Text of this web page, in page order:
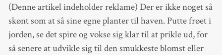
(Denne artikel indeholder reklame) Der er ikke noget så
skønt som at så sine egne planter til haven. Putte frøet i
jorden, se det spire og vokse sig klar til at prikle ud, for
så senere at udvikle sig til den smukkeste blomst eller